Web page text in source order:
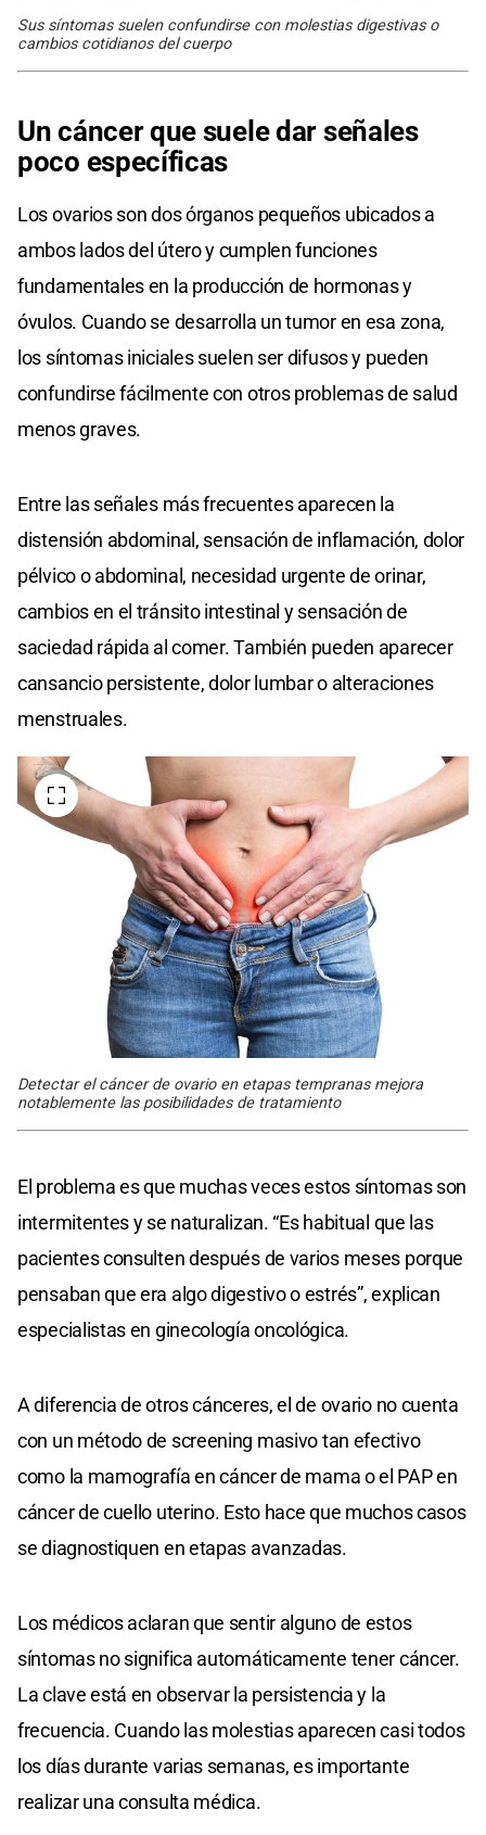
Sus síntomas suelen confundirse con molestias digestivas o
cambios cotidianos del cuerpo
Un cáncer que suele dar señales
poco específicas
Los ovarios son dos órganos pequeños ubicados a
ambos lados del útero y cumplen funciones
fundamentales en la producción de hormonas y
óvulos. Cuando se desarrolla un tumor en esa zona,
los síntomas iniciales suelen ser difusos y pueden
confundirse fácilmente con otros problemas de salud
menos graves.
Entre las señales más frecuentes aparecen la
distensión abdominal, sensación de inflamación, dolor
pélvico o abdominal, necesidad urgente de orinar,
cambios en el tránsito intestinal y sensación de
saciedad rápida al comer. También pueden aparecer
cansancio persistente, dolor lumbar o alteraciones
menstruales.
Detectar el cáncer de ovario en etapas tempranas mejora
notablemente las posibilidades de tratamiento
El problema es que muchas veces estos síntomas son
intermitentes y se naturalizan. “Es habitual que las
pacientes consulten después de varios meses porque
pensaban que era algo digestivo o estrés”, explican
especialistas en ginecología oncológica.
A diferencia de otros cánceres, el de ovario no cuenta
con un método de screening masivo tan efectivo
como la mamografía en cáncer de mama o el PAP en
cáncer de cuello uterino. Esto hace que muchos casos
se diagnostiquen en etapas avanzadas.
Los médicos aclaran que sentir alguno de estos
síntomas no significa automáticamente tener cáncer.
La clave está en observar la persistencia y la
frecuencia. Cuando las molestias aparecen casi todos
los días durante varias semanas, es importante
realizar una consulta médica.